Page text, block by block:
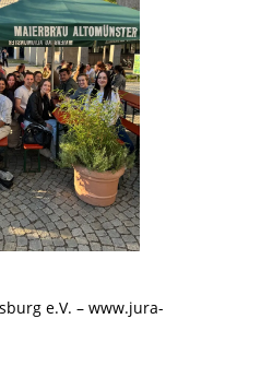
e.V. – www.jura-